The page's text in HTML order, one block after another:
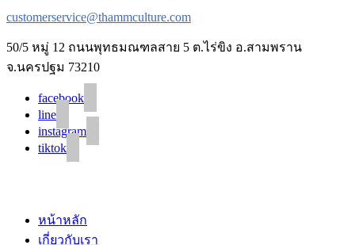
customerservice@thammculture.com
50/5 หมู่ 12 ถนนพุทธมณฑลสาย 5 ต.ไร่ขิง อ.สามพราน
จ.นครปฐม 73210
facebook
line
instagram
tiktok
หน้าหลัก
เกี่ยวกับเรา